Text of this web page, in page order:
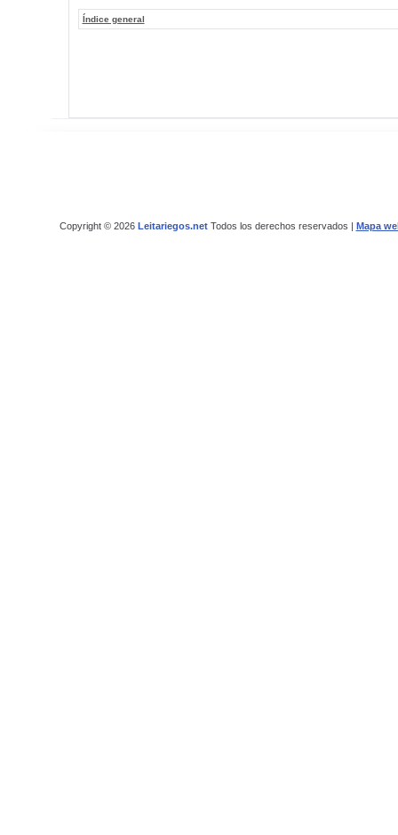
Índice general
Copyright © 2026 Leitariegos.netTodos los derechos reservados | Mapa